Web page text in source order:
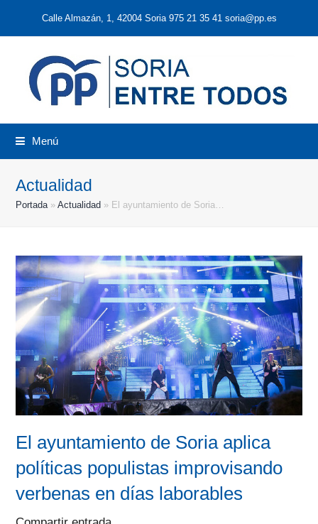
Calle Almazán, 1, 42004 Soria 975 21 35 41 soria@pp.es
Menú
Actualidad
Portada»Actualidad » El ayuntamiento de Soria…
El ayuntamiento de Soria aplica
políticas populistas improvisando
verbenas en días laborables